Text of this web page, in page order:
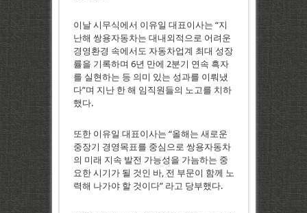
이날 시무식에서 이유일 대표이사는 “지
난해 쌍용자동차는 대내외적으로 어려운
경영환경 속에서도 자동차업계 최대 성장
률을 기록하며 6년 만에 2분기 연속 흑자
를 실현하는 등 의미 있는 성과를 이뤄냈
다”며 지난 한 해 임직원들의 노고를 치하
했다.
또한 이유일 대표이사는 “올해는 새로운
중장기 경영목표를 중심으로 쌍용자동차
의 미래 지속 발전 가능성을 가늠하는 중
요한 시기가 될 것인 바, 전 부문이 함께 노
력해 나가야 할 것이다” 라고 당부했다.